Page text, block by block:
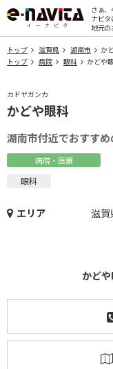
さぁ、
ナビ
地元の
トップ 滋賀県 湖南市
か
トップ
病院 眼科 かどや
カドヤガンカ
かどや眼科
湖南市付近でおすす
病院・医療
眼科
エリア 滋賀
かど